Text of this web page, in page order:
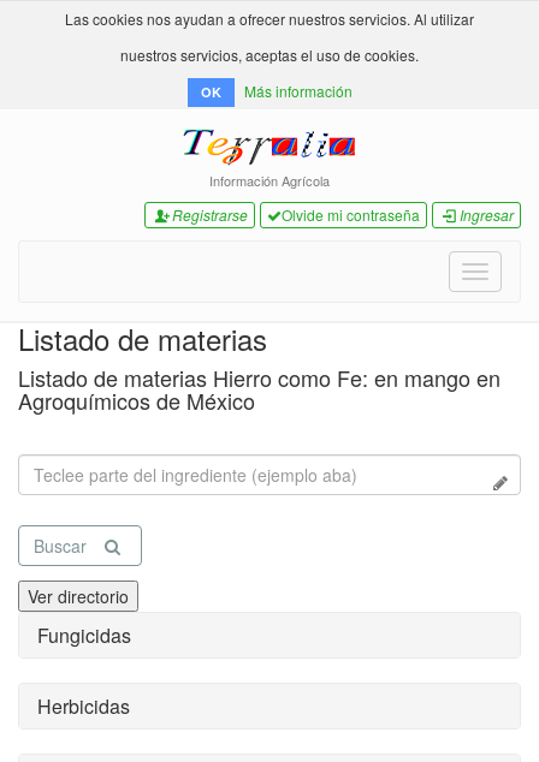
Las cookies nos ayudan a ofrecer nuestros servicios. Al utilizar
nuestros servicios, aceptas el uso de cookies.
OK Más información
Información Agrícola
Registrarse Olvide mi contraseña Ingresar
Toggle
Listado de materias
Listado de materias Hierro como Fe: en mango en
Agroquímicos de México
Buscar
Ver directorio
Fungicidas
Herbicidas